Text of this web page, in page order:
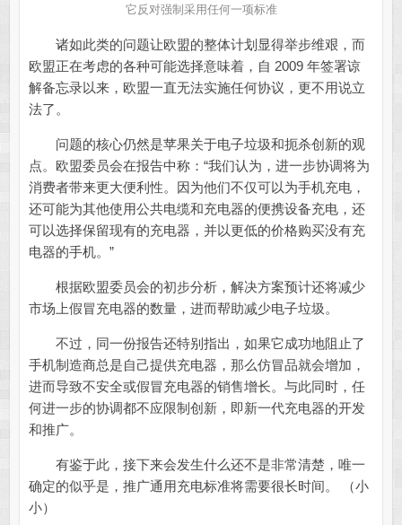
它反对强制采用任何一项标准
诸如此类的问题让欧盟的整体计划显得举步维艰，而
欧盟正在考虑的各种可能选择意味着，自 2009 年签署谅
解备忘录以来，欧盟一直无法实施任何协议，更不用说立
法了。
问题的核心仍然是苹果关于电子垃圾和扼杀创新的观
点。欧盟委员会在报告中称：“我们认为，进一步协调将为
消费者带来更大便利性。因为他们不仅可以为手机充电，
还可能为其他使用公共电缆和充电器的便携设备充电，还
可以选择保留现有的充电器，并以更低的价格购买没有充
电器的手机。”
根据欧盟委员会的初步分析，解决方案预计还将减少
市场上假冒充电器的数量，进而帮助减少电子垃圾。
不过，同一份报告还特别指出，如果它成功地阻止了
手机制造商总是自己提供充电器，那么仿冒品就会增加，
进而导致不安全或假冒充电器的销售增长。与此同时，任
何进一步的协调都不应限制创新，即新一代充电器的开发
和推广。
有鉴于此，接下来会发生什么还不是非常清楚，唯一
确定的似乎是，推广通用充电标准将需要很长时间。 （小
小）